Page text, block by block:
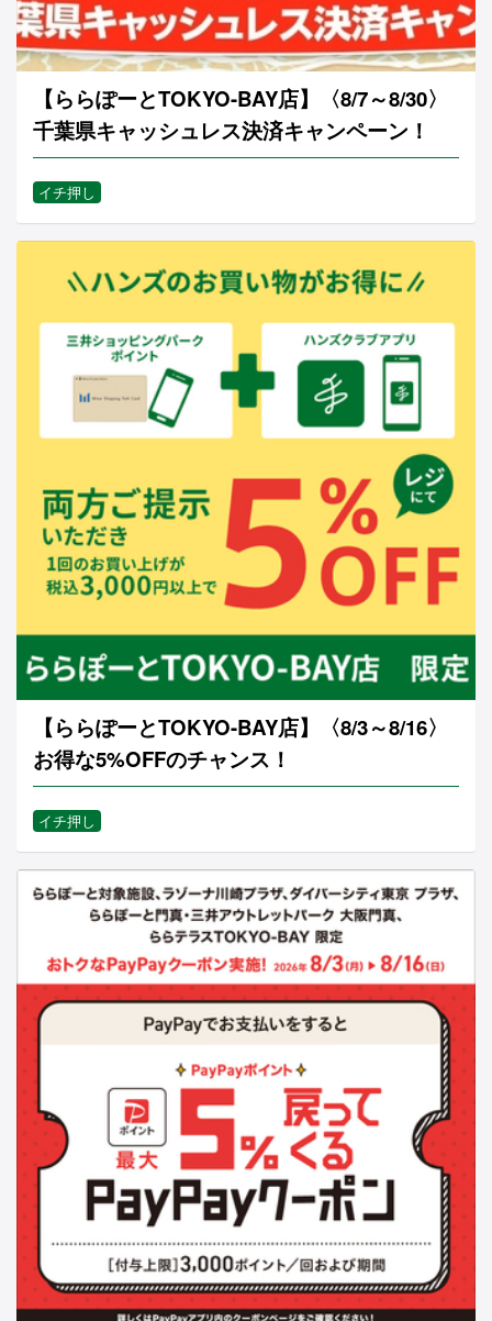
【ららぽーとTOKYO-BAY店】〈8/7～8/30〉
千葉県キャッシュレス決済キャンペーン！
イチ押し
【ららぽーとTOKYO-BAY店】〈8/3～8/16〉
お得な5%OFFのチャンス！
イチ押し